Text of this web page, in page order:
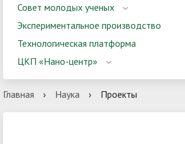
Совет молодых ученых
Экспериментальное производство
Технологическая платформа
ЦКП «Нано-центр»
Главная › Наука › Проекты